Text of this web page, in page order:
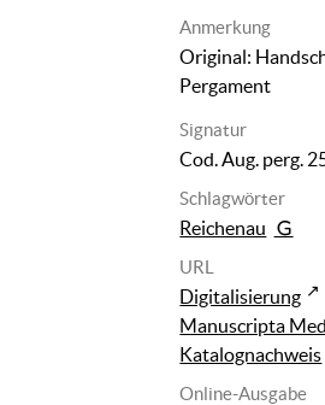
Anmerkung
Original:
Pergament
Signatur
Cod. Aug. perg.
Schlagwörter
Reichenau
URL
Digitalisierung
Manuscripta
Katalognachweis
Online-Ausgabe